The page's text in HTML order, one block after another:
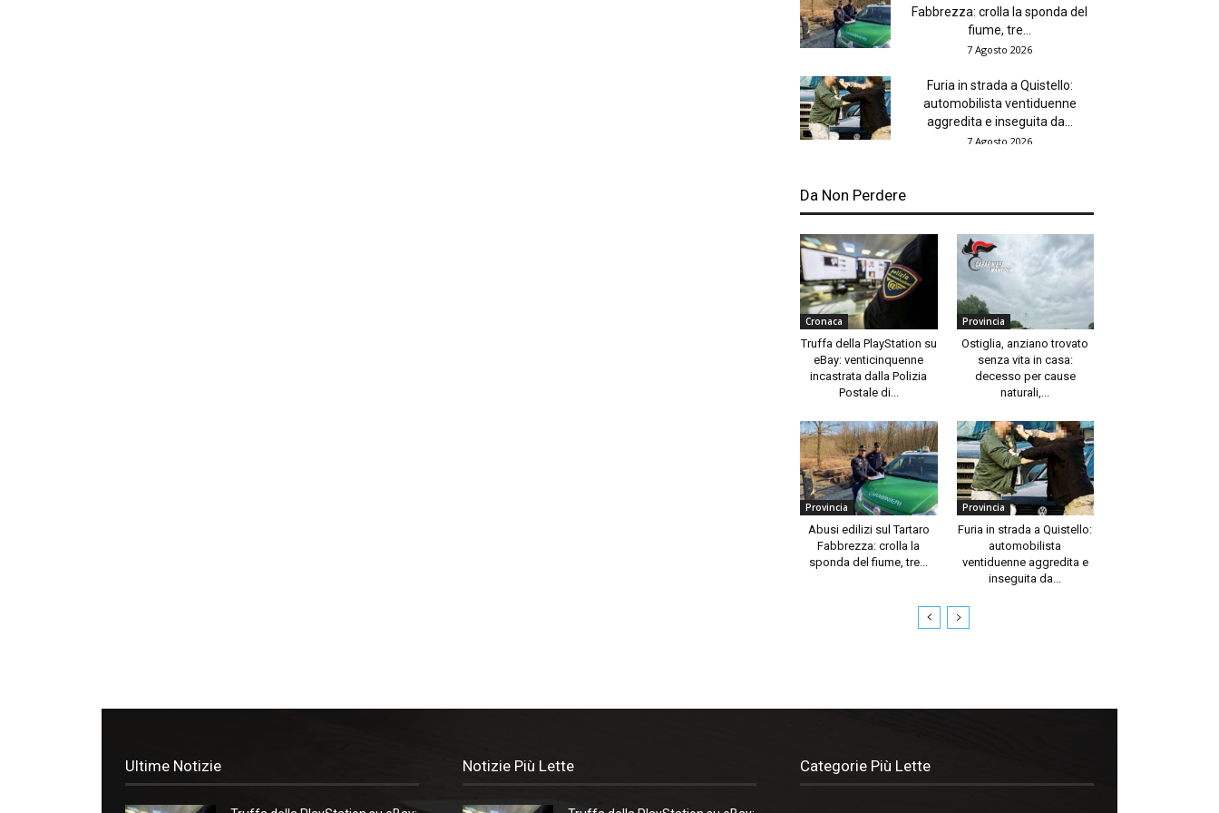
Fabbrezza: crolla la sponda del
fiume, tre...
7 Agosto 2026
Furia in strada a Quistello:
automobilista ventiduenne
aggredita e inseguita da...
7 Agosto 2026
Da Non Perdere
Cronaca
Truffa della PlayStation su
eBay: venticinquenne
incastrata dalla Polizia
Postale di...
Provincia
Ostiglia, anziano trovato
senza vita in casa:
decesso per cause
naturali,...
Provincia
Abusi edilizi sul Tartaro
Fabbrezza: crolla la
sponda del fiume, tre...
Provincia
Furia in strada a Quistello:
automobilista
ventiduenne aggredita e
inseguita da...
Ultime Notizie Notizie Più Lette Categorie Più Lette